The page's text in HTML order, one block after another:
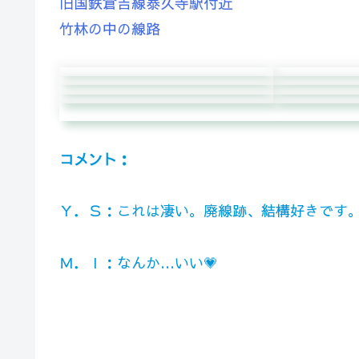
竹林の中の線路
コメント：
Ｙ．Ｓ：これは凄い。廃線跡、結構好きです
Ｍ．Ｉ：なんか…いい💗